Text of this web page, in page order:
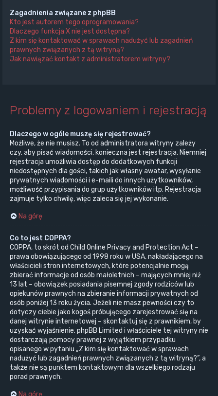
Zagadnienia związane z phpBB
Kto jest autorem tego oprogramowania?
Dlaczego funkcja X nie jest dostępna?
Z kim się kontaktować w sprawach nadużyć lub zagadnień
prawnych związanych z tą witryną?
Jak nawiązać kontakt z administratorem witryny?
Problemy z logowaniem i rejestracją
Dlaczego w ogóle muszę się rejestrować?
Możliwe, że nie musisz. To od administratora witryny zależy
czy, aby pisać wiadomości, konieczna jest rejestracja. Niemniej
rejestracja umożliwia dostęp do dodatkowych funkcji
niedostępnych dla gości, takich jak własny awatar, wysyłanie
prywatnych wiadomości i e-maili do innych użytkowników,
możliwość przypisania do grup użytkowników itp. Rejestracja
zajmuje tylko chwilę, więc zaleca się jej wykonanie.
Na górę
Co to jest COPPA?
COPPA, to skrót od Child Online Privacy and Protection Act –
prawa obowiązującego od 1998 roku w USA, nakładającego na
właścicieli stron internetowych, które potencjalnie mogą
zbierać informacje od osób małoletnich – mających mniej niż
13 lat – obowiązek posiadania pisemnej zgody rodziców lub
opiekunów prawnych na zbieranie informacji prywatnych od
osób poniżej 13 roku życia. Jeżeli nie masz pewności czy to
dotyczy ciebie jako kogoś próbującego zarejestrować się na
danej witrynie internetowej – skontaktuj się z prawnikiem, by
uzyskać wyjaśnienie. phpBB Limited i właściciele tej witryny nie
dostarczają pomocy prawnej z wyjątkiem przypadku
opisanego w pytaniu „Z kim się kontaktować w sprawach
nadużyć lub zagadnień prawnych związanych z tą witryną?”, a
także nie są punktem kontaktowym dla wszelkiego rodzaju
porad prawnych.
Na górę